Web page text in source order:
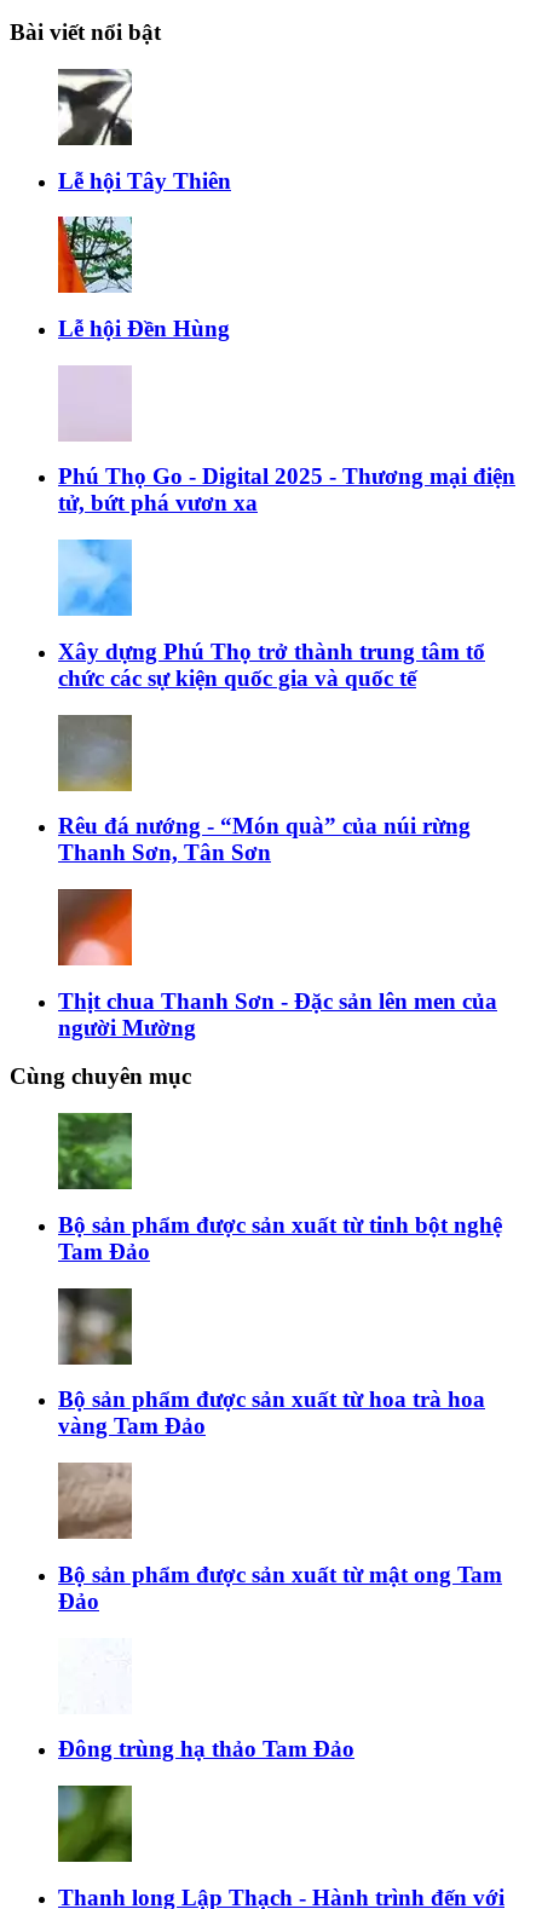
Bài viết nổi bật
Lễ hội Tây Thiên
Lễ hội Đền Hùng
Phú Thọ Go - Digital 2025 - Thương mại điện
tử, bứt phá vươn xa
Xây dựng Phú Thọ trở thành trung tâm tổ
chức các sự kiện quốc gia và quốc tế
Rêu đá nướng - “Món quà” của núi rừng
Thanh Sơn, Tân Sơn
Thịt chua Thanh Sơn - Đặc sản lên men của
người Mường
Cùng chuyên mục
Bộ sản phẩm được sản xuất từ tinh bột nghệ
Tam Đảo
Bộ sản phẩm được sản xuất từ hoa trà hoa
vàng Tam Đảo
Bộ sản phẩm được sản xuất từ mật ong Tam
Đảo
Đông trùng hạ thảo Tam Đảo
Thanh long Lập Thạch - Hành trình đến với